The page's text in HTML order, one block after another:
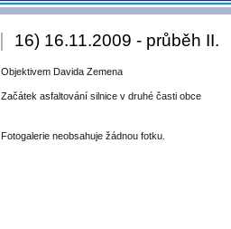
16) 16.11.2009 - průběh II.
Objektivem Davida Zemena
Začátek asfaltování silnice v druhé časti obce
Fotogalerie neobsahuje žádnou fotku.